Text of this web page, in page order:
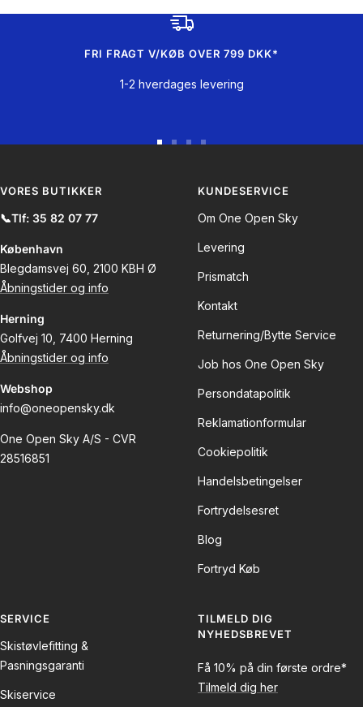
FRI FRAGT V/KØB OVER 799 DKK*
1-2 hverdages levering
slideslide
VORES BUTIKKER
📞Tlf: 35 82 07 77
København
Blegdamsvej 60, 2100 KBH Ø
Åbningstider og info
Herning
Golfvej 10, 7400 Herning
Åbningstider og info
Webshop
info@oneopensky.dk
One Open Sky A/S - CVR
28516851
KUNDESERVICE
Om One Open Sky
Levering
Prismatch
Kontakt
Returnering/Bytte Service
Job hos One Open Sky
Persondatapolitik
Reklamationformular
Cookiepolitik
Handelsbetingelser
Fortrydelsesret
Blog
Fortryd Køb
SERVICE
Skistøvlefitting &
Pasningsgaranti
Skiservice
TILMELD DIG
NYHEDSBREVET
Få 10% på din første ordre*
Tilmeld dig her